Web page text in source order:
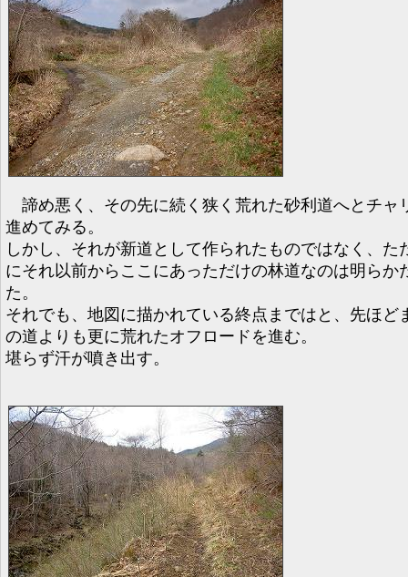
諦め悪く、その先に続く狭く荒れた砂利道へとチャ
進めてみる。
しかし、それが新道として作られたものではなく、た
にそれ以前からここにあっただけの林道なのは明らか
た。
それでも、地図に描かれている終点まではと、先ほど
の道よりも更に荒れたオフロードを進む。
堪らず汗が噴き出す。